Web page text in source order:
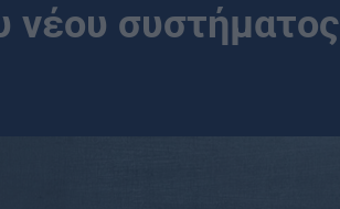
νέου συστήματος